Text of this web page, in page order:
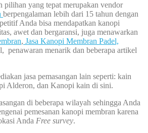
pilihan yang tepat merupakan vendor
berpengalaman lebih dari 15 tahun dengan
Anda bisa mendapatkan kanopi
awet dan bergaransi, juga menawarkan
, Jasa Kanopi Membran Padel,
penawaran menarik dan beberapa artikel
jasa pemasangan lain seperti: kain
Alderon, dan Kanopi kain di sini.
di beberapa wilayah sehingga Anda
pemesanan kanopi membran karena
Anda Free survey.